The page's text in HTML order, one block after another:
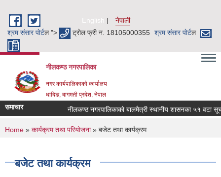
English
नेपाली
श्रम संसार पाेर्टल "> ट्रोल फ्री न. 18105000355 श्रम संसार पाेर्टल
नीलकण्ठ नगरपालिका
नगर कार्यपालिकाको कार्यालय
धादिङ, बागमती प्रदेश, नेपाल
समाचार नीलकण्ठ नगरपालिकाको बालमैत्री स्थानीय शासनका ५१ वटा
You are here
Home » कार्यक्रम तथा परियोजना» बजेट तथा कार्यक्रम
बजेट तथा कार्यक्रम